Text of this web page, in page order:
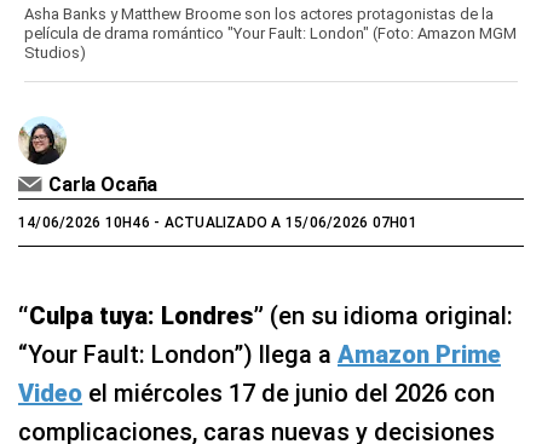
Asha Banks y Matthew Broome son los actores protagonistas de la
película de drama romántico "Your Fault: London" (Foto: Amazon MGM
Studios)
Carla Ocaña
14/06/2026 10H46 - ACTUALIZADO A 15/06/2026 07H01
“Culpa tuya: Londres” (en su idioma original:
“Your Fault: London”) llega a Amazon Prime
Video el miércoles 17 de junio del 2026 con
complicaciones, caras nuevas y decisiones